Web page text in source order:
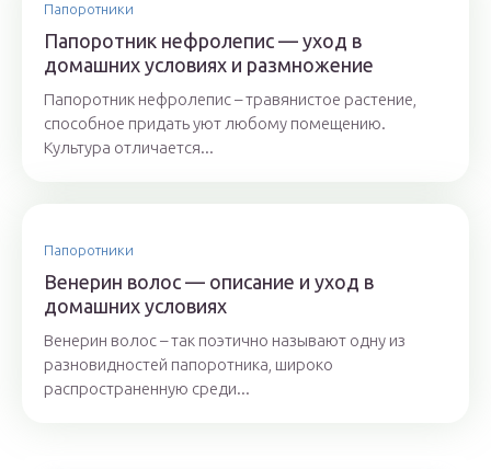
Папоротники
Папоротник нефролепис — уход в
домашних условиях и размножение
Папоротник нефролепис – травянистое растение,
способное придать уют любому помещению.
Культура отличается...
Папоротники
Венерин волос — описание и уход в
домашних условиях
Венерин волос – так поэтично называют одну из
разновидностей папоротника, широко
распространенную среди...